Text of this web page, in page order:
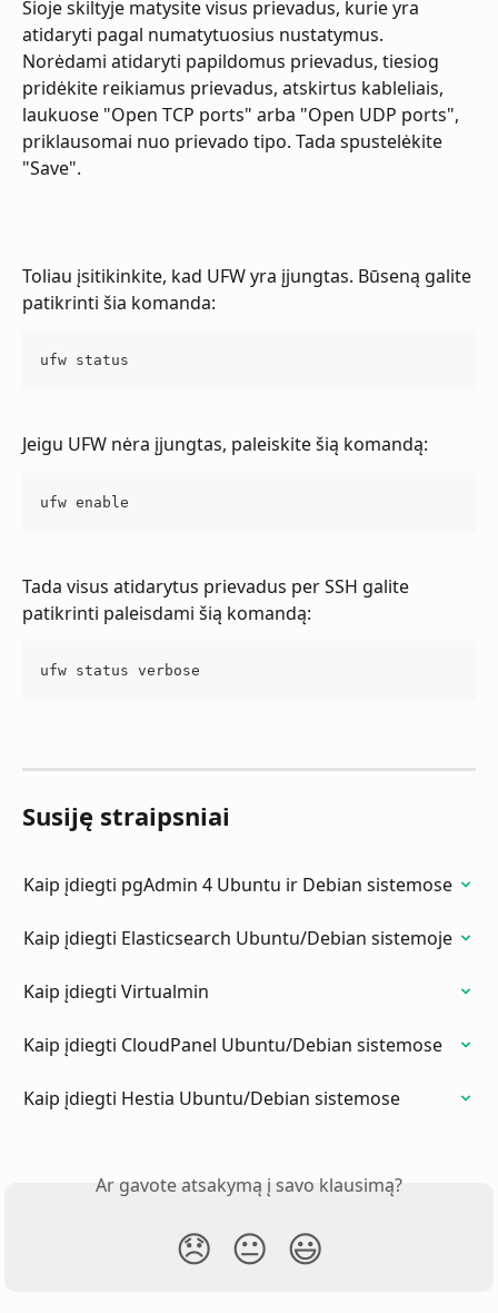
Šioje skiltyje matysite visus prievadus, kurie yra
atidaryti pagal numatytuosius nustatymus.
Norėdami atidaryti papildomus prievadus, tiesiog
pridėkite reikiamus prievadus, atskirtus kableliais,
laukuose "Open TCP ports" arba "Open UDP ports",
priklausomai nuo prievado tipo. Tada spustelėkite
"Save".
Toliau įsitikinkite, kad UFW yra įjungtas. Būseną galite
patikrinti šia komanda:
ufw status
Jeigu UFW nėra įjungtas, paleiskite šią komandą:
ufw enable
Tada visus atidarytus prievadus per SSH galite
patikrinti paleisdami šią komandą:
ufw status verbose
Susiję straipsniai
Kaip įdiegti pgAdmin 4 Ubuntu ir Debian sistemose
Kaip įdiegti Elasticsearch Ubuntu/Debian sistemoje
Kaip įdiegti Virtualmin
Kaip įdiegti CloudPanel Ubuntu/Debian sistemose
Kaip įdiegti Hestia Ubuntu/Debian sistemose
Ar gavote atsakymą į savo klausimą?
😞 😐 😃